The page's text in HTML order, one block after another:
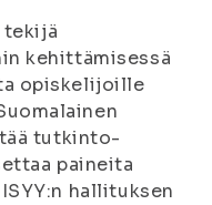
tekijä
kehittämisessä
opiskelijoille
tutkinto-
paineita
hallituksen